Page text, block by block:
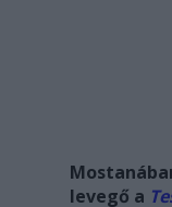
levegő a